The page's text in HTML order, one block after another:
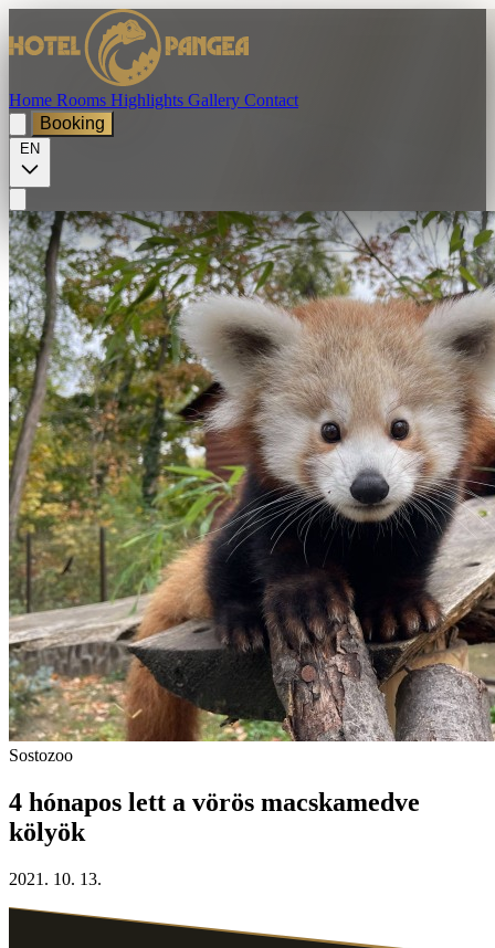
Home Rooms Highlights Gallery Contact
Booking
EN
Sostozoo
4 hónapos lett a vörös macskamedve
kölyök
2021. 10. 13.